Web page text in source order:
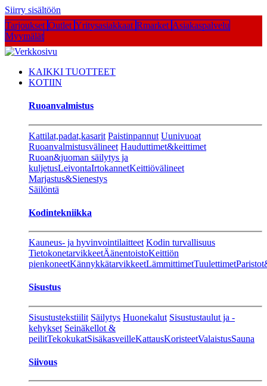
Siirry sisältöön
Tarjoukset Outlet Yritysasiakkaat Rmarket Asiakaspalvelu
Myymälät
KAIKKI TUOTTEET
KOTIIN
Ruoanvalmistus
Kattilat,padat,kasarit Paistinpannut Uunivuoat
Ruoanvalmistusvälineet Hauduttimet&keittimet
Ruoan&juoman säilytys ja
kuljetusLeivontaIrtokannetKeittiövälineet
Marjastus&Sienestys
Säilöntä
Kodintekniikka
Kauneus- ja hyvinvointilaitteet Kodin turvallisuus
TietokonetarvikkeetÄänentoistoKeittiön
pienkoneetKännykkätarvikkeetLämmittimetTuulettimet
Sisustus
Sisustustekstiilit Säilytys Huonekalut Sisustustaulut ja -
kehykset Seinäkellot &
peilitTekokukatSisäkasveilleKattausKoristeetValaistusSauna
Siivous